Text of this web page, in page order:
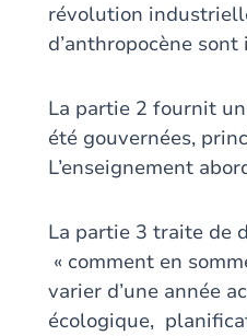
révolution
d’anthropocène
La partie 2 fournit
été gouvernées,
L’enseignement
La partie 3 traite de
« comment en
varier d’une année
écologique,